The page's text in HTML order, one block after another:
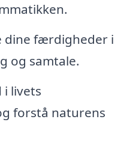
dine færdigheder i
og samtale.
i livets
forstå naturens